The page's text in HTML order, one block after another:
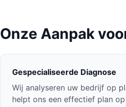
Onze Aanpak
Gespecialiseerde Diagnose
Wij analyseren uw bedrijf op
helpt ons een effectief plan